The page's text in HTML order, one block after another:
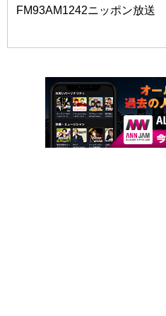
FM93AM1242ニッポン放送